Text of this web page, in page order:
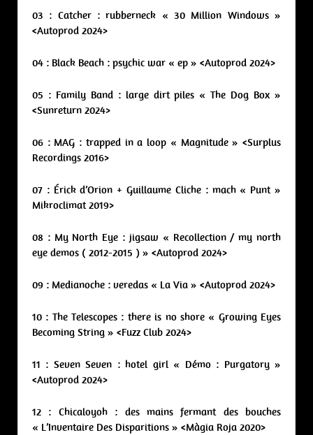
03 : Catcher : rubberneck « 30 Million Windows »
<Autoprod 2024>
04 : Black Beach : psychic war « ep » <Autoprod 2024>
05 : Family Band : large dirt piles « The Dog Box »
<Sunreturn 2024>
06 : MAG : trapped in a loop « Magnitude » <Surplus
Recordings 2016>
07 : Érick d’Orion + Guillaume Cliche : mach « Punt »
Mikroclimat 2019>
08 : My North Eye : jigsaw « Recollection / my north
eye demos ( 2012​-​2015 ) » <Autoprod 2024>
09 : Medianoche : veredas « La Via » <Autoprod 2024>
10 : The Telescopes : there is no shore « Growing Eyes
Becoming String » <Fuzz Club 2024>
11 : Seven Seven : hotel girl « Démo : Purgatory »
<Autoprod 2024>
12 : Chicaloyoh : des mains fermant des bouches
« L’Inventaire Des Disparitions » <Màgia Roja 2020>